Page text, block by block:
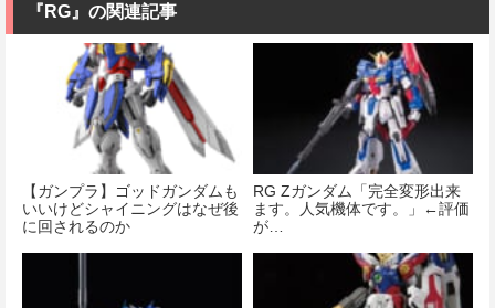
『RG』の関連記事
【ガンプラ】ゴッドガンダムも
いいけどシャイニングはなぜ後
に回されるのか
RG Ζガンダム「完全変形出来
ます。人気機体です。」←評価
が…